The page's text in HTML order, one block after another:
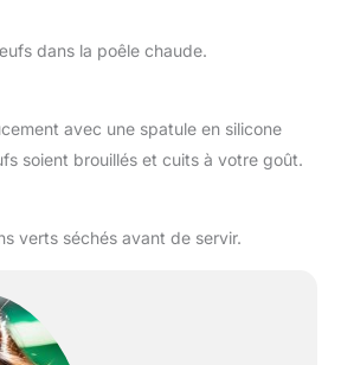
dans la poêle chaude.
avec une spatule en silicone
soient brouillés et cuits à votre goût.
verts séchés avant de servir.